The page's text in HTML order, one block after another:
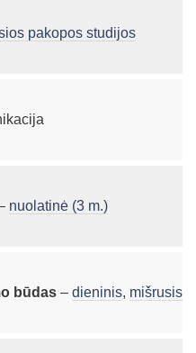
pakopos studijos
nuolatinė (3 m.)
būdas – dieninis, mišrusis